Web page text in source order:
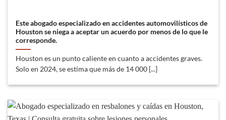
Este abogado especializado en accidentes automovilísticos de
Houston se niega a aceptar un acuerdo por menos de lo que le
corresponde.
Houston es un punto caliente en cuanto a accidentes graves.
Solo en 2024, se estima que más de 14 000 [...]